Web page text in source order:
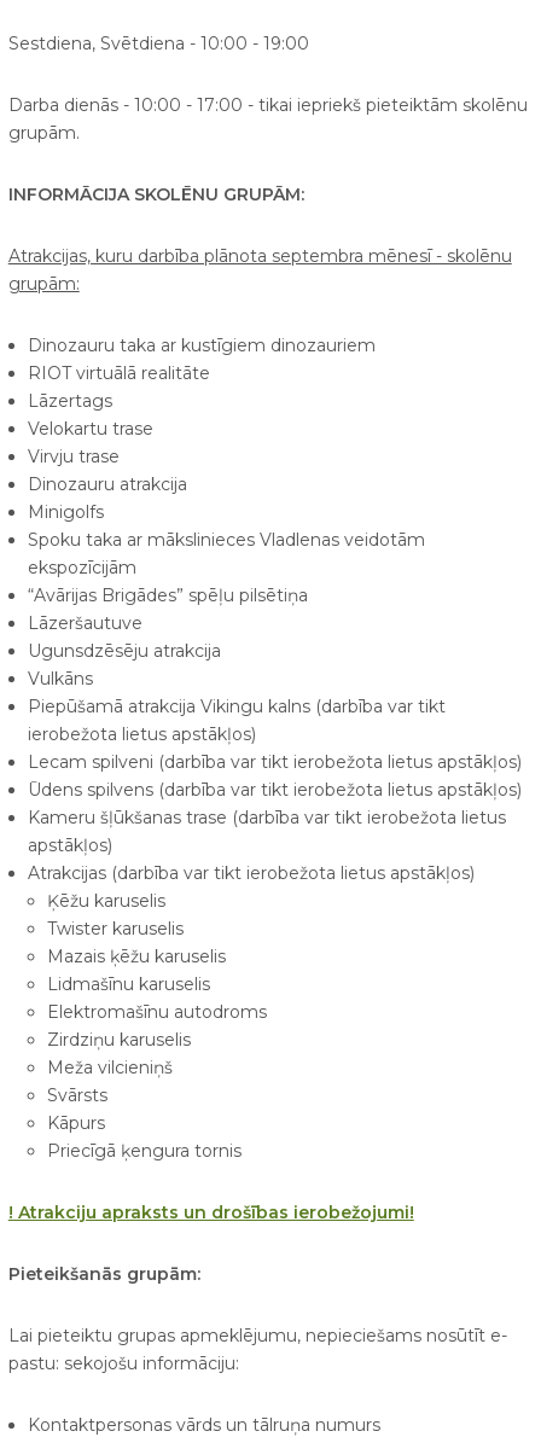
Sestdiena, Svētdiena - 10:00 - 19:00
Darba dienās - 10:00 - 17:00 - tikai iepriekš pieteiktām skolēnu
grupām.
INFORMĀCIJA SKOLĒNU GRUPĀM:
Atrakcijas, kuru darbība plānota septembra mēnesī - skolēnu
grupām:
Dinozauru taka ar kustīgiem dinozauriem
RIOT virtuālā realitāte
Lāzertags
Velokartu trase
Virvju trase
Dinozauru atrakcija
Minigolfs
Spoku taka ar mākslinieces Vladlenas veidotām
ekspozīcijām
“Avārijas Brigādes” spēļu pilsētiņa
Lāzeršautuve
Ugunsdzēsēju atrakcija
Vulkāns
Piepūšamā atrakcija Vikingu kalns (darbība var tikt
ierobežota lietus apstākļos)
Lecam spilveni (darbība var tikt ierobežota lietus apstākļos)
Ūdens spilvens (darbība var tikt ierobežota lietus apstākļos)
Kameru šļūkšanas trase (darbība var tikt ierobežota lietus
apstākļos)
Atrakcijas (darbība var tikt ierobežota lietus apstākļos)
Ķēžu karuselis
Twister karuselis
Mazais ķēžu karuselis
Lidmašīnu karuselis
Elektromašīnu autodroms
Zirdziņu karuselis
Meža vilcieniņš
Svārsts
Kāpurs
Priecīgā ķengura tornis
! Atrakciju apraksts un drošības ierobežojumi!
Pieteikšanās grupām:
Lai pieteiktu grupas apmeklējumu, nepieciešams nosūtīt e-
pastu: sekojošu informāciju:
Kontaktpersonas vārds un tālruņa numurs